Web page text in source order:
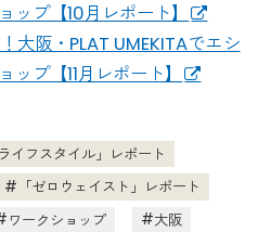
ップ【10月レポート】
大阪・PLAT UMEKITAでエシ
プ【11月レポート】
ライフスタイル」レポート
「ゼロウェイスト」レポート
ワークショップ
大阪